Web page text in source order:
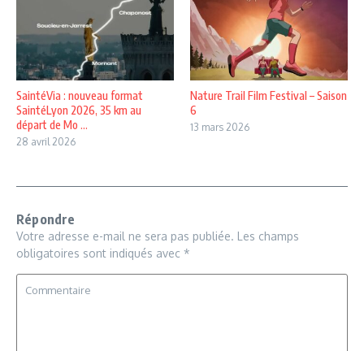
SaintéVia : nouveau format
SaintéLyon 2026, 35 km au
départ de Mo ...
28 avril 2026
Nature Trail Film Festival – Saison
6
13 mars 2026
Répondre
Votre adresse e-mail ne sera pas publiée. Les champs
obligatoires sont indiqués avec *